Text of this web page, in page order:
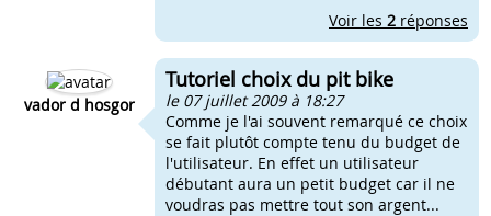
Voir les 2 réponses
vador d hosgor
Tutoriel choix du pit bike
le 07 juillet 2009 à 18:27
Comme je l'ai souvent remarqué ce choix
se fait plutôt compte tenu du budget de
l'utilisateur. En effet un utilisateur
débutant aura un petit budget car il ne
voudras pas mettre tout son argent...